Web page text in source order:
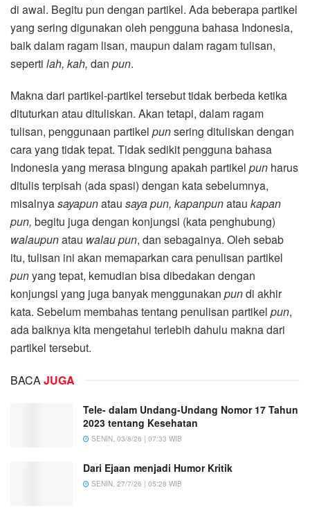
di awal. Begitu pun dengan partikel. Ada beberapa partikel
yang sering digunakan oleh pengguna bahasa Indonesia,
baik dalam ragam lisan, maupun dalam ragam tulisan,
seperti lah, kah, dan pun.
Makna dari partikel-partikel tersebut tidak berbeda ketika
dituturkan atau dituliskan. Akan tetapi, dalam ragam
tulisan, penggunaan partikel punsering dituliskan dengan
cara yang tidak tepat. Tidak sedikit pengguna bahasa
Indonesia yang merasa bingung apakah partikel pun harus
ditulis terpisah (ada spasi) dengan kata sebelumnya,
misalnyasayapunatau saya pun, kapanpunatau kapan
pun, begitu juga dengan konjungsi (kata penghubung)
walaupunatau walau pun, dan sebagainya. Oleh sebab
itu, tulisan ini akan memaparkan cara penulisan partikel
punyang tepat, kemudian bisa dibedakan dengan
konjungsi yang juga banyak menggunakan pundi akhir
kata. Sebelum membahas tentang penulisan partikel pun,
ada baiknya kita mengetahui terlebih dahulu makna dari
partikel tersebut.
BACAJUGA
Tele- dalam Undang-Undang Nomor 17 Tahun
2023 tentang Kesehatan
SENIN, 03/8/26 | 07:33 WIB
Dari Ejaan menjadi Humor Kritik
SENIN, 27/7/26 | 05:28 WIB